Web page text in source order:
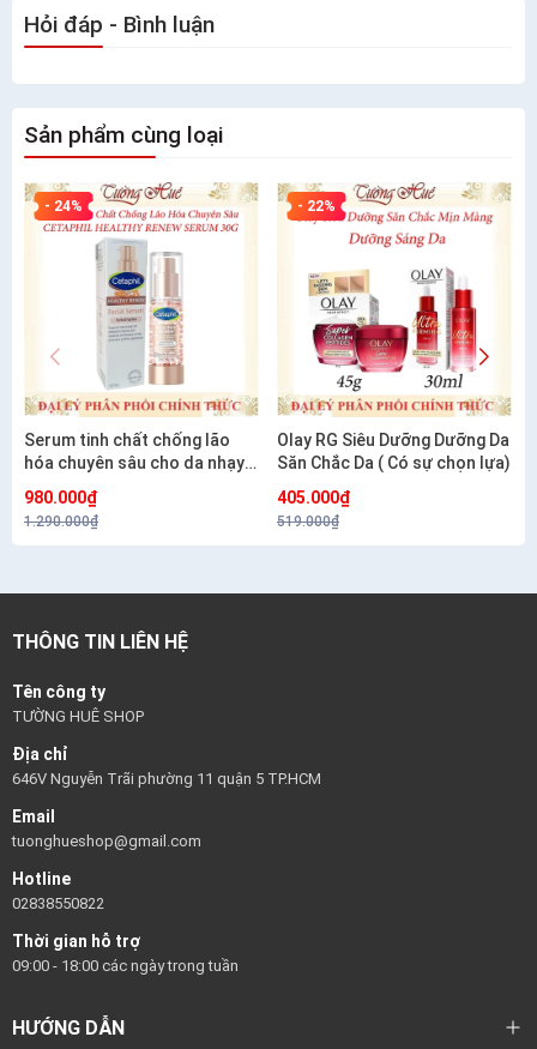
Hỏi đáp - Bình luận
Sản phẩm cùng loại
- 24%
Serum tinh chất chống lão
hóa chuyên sâu cho da nhạy
RENEW SERUM 30G
980.000₫
1.290.000₫
- 22%
Olay RG Siêu Dưỡng Dưỡng Da
Săn Chắc Da ( Có sự chọn lựa)
405.000₫
519.000₫
THÔNG TIN LIÊN HỆ
Tên công ty
TƯỜNG HUÊ SHOP
Địa chỉ
646V Nguyễn Trãi phường 11 quận 5 TP.HCM
Email
tuonghueshop@gmail.com
Hotline
02838550822
Thời gian hỗ trợ
09:00 - 18:00 các ngày trong tuần
HƯỚNG DẪN